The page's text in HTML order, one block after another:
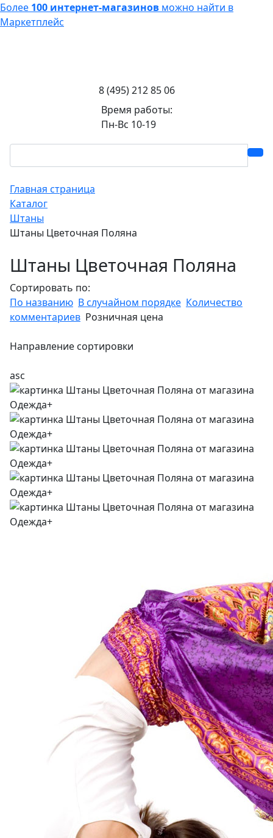
Более 100 интернет-магазинов можно найти в
Маркетплейс
8 (495) 212 85 06
Время работы:
Пн-Вс 10-19
Главная страница
Каталог
Штаны
Штаны Цветочная Поляна
Штаны Цветочная Поляна
Сортировать по:
По названию В случайном порядке Количество
комментариев Розничная цена
Направление сортировки
asc